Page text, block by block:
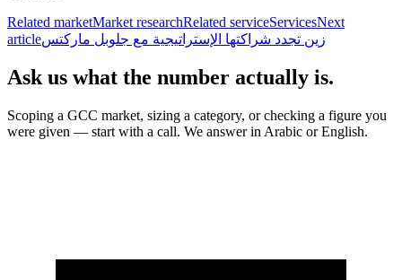
Related marketMarket researchRelated serviceServicesNext
articleزين تجدد شراكتها الإستراتيجية مع جلوبل ماركتس
Ask us what the number actually is.
Scoping a GCC market, sizing a category, or checking a figure you
were given — start with a call. We answer in Arabic or English.